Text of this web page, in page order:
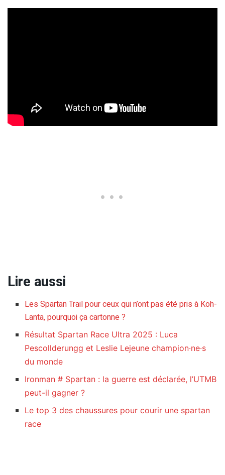
Lire aussi
Les Spartan Trail pour ceux qui n’ont pas été pris à Koh-
Lanta, pourquoi ça cartonne ?
Résultat Spartan Race Ultra 2025 : Luca
Pescollderungg et Leslie Lejeune champion·ne·s
du monde
Ironman # Spartan : la guerre est déclarée, l’UTMB
peut-il gagner ?
Le top 3 des chaussures pour courir une spartan
race